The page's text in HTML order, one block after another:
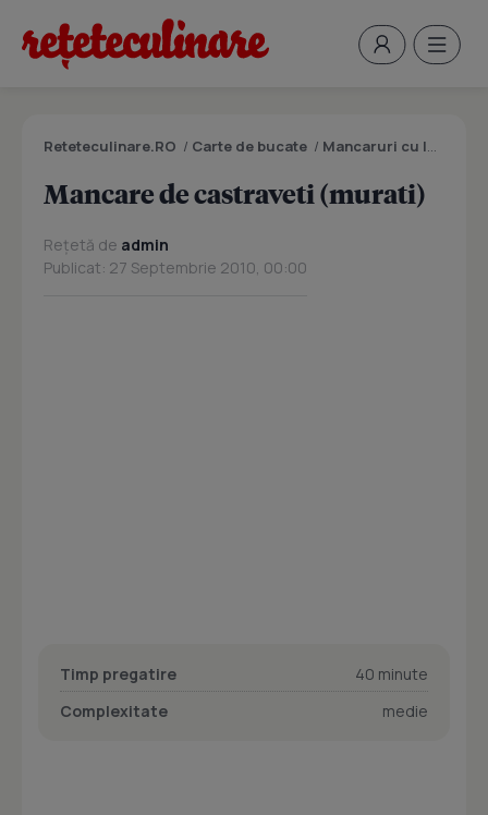
Reteteculinare.RO / Carte de bucate / Mancaruri cu legume si zarzavaturi
Mancare de castraveti (murati)
Rețetă de admin
Publicat: 27 Septembrie 2010, 00:00
Timp pregatire
40 minute
Complexitate
medie